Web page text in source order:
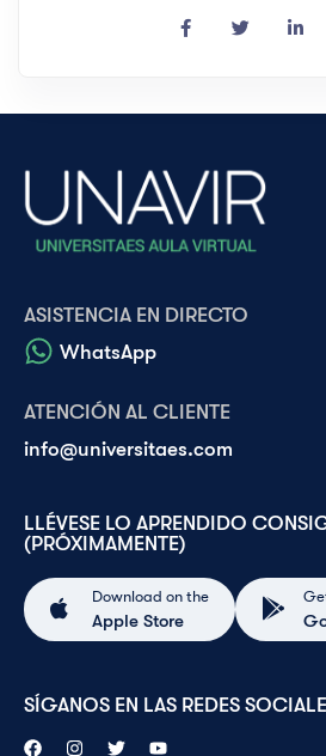
ASISTENCIA EN DIRECTO
WhatsApp
ATENCIÓN AL CLIENTE
info@universitaes.com
LLÉVESE LO APRENDIDO
(PRÓXIMAMENTE)
Download on the
Apple Store
SÍGANOS EN LAS REDES